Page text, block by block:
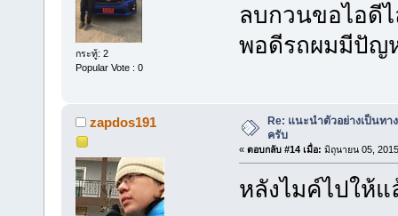
กระทู้: 2
Popular Vote : 0
ลบกวนขอไอดี
พอดีรถผมมีปัญ
zapdos191
Re: แนะนำตัวอย่างเป็นทา
ครับ
« ตอบกลับ #14 เมื่อ: มิถุนายน 05,
หลังไมค์ไปให้